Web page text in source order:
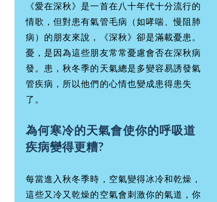
《愛在深秋》是一首在八十年代十分流行的
情歌，但對患有氣管毛病（如哮喘、慢阻肺
病）的朋友來說，《深秋》卻是滿載憂患。
憂，是因為這些朋友常常憂慮會否在深秋病
發。患，秋冬季的天氣總是多變容易誘發氣
管疾病，所以他們的心情也變成患得患失
了。
為何寒冷的天氣會使你的呼吸道
疾病變得更糟?
每當進入秋冬季時，空氣變得冰冷和乾燥，
這些又冷又乾燥的空氣會刺激你的氣道，你